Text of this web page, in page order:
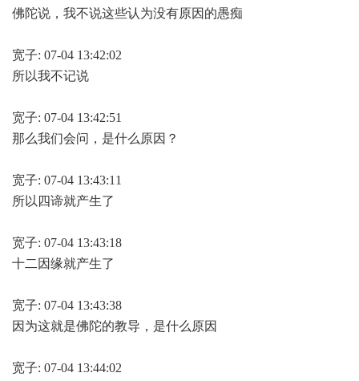
佛陀说，我不说这些认为没有原因的愚痴
宽子: 07-04 13:42:02
所以我不记说
宽子: 07-04 13:42:51
那么我们会问，是什么原因？
宽子: 07-04 13:43:11
所以四谛就产生了
宽子: 07-04 13:43:18
十二因缘就产生了
宽子: 07-04 13:43:38
因为这就是佛陀的教导，是什么原因
宽子: 07-04 13:44:02